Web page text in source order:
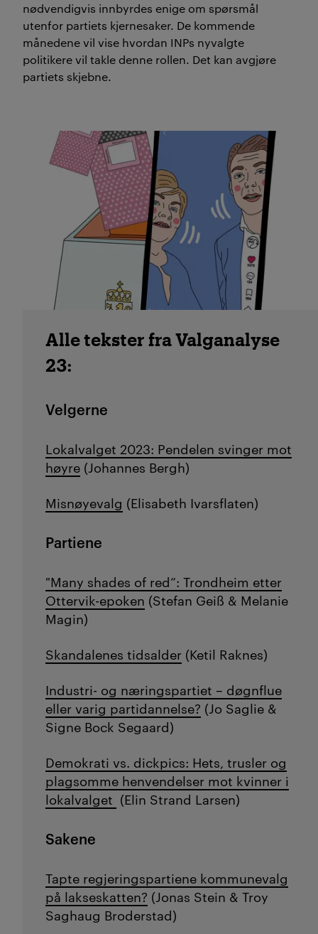
nødvendigvis innbyrdes enige om spørsmål
utenfor partiets kjernesaker. De kommende
månedene vil vise hvordan INPs nyvalgte
politikere vil takle denne rollen. Det kan avgjøre
partiets skjebne.
Alle tekster fra Valganalyse
23:
Velgerne
Lokalvalget 2023: Pendelen svinger mot
høyre (Johannes Bergh)
Misnøyevalg (Elisabeth Ivarsflaten)
Partiene
"Many shades of red”: Trondheim etter
Ottervik-epoken (Stefan Geiß & Melanie
Magin)
Skandalenes tidsalder (Ketil Raknes)
Industri- og næringspartiet – døgnflue
eller varig partidannelse? (Jo Saglie &
Signe Bock Segaard)
Demokrati vs. dickpics: Hets, trusler og
plagsomme henvendelser mot kvinner i
lokalvalget (Elin Strand Larsen)
Sakene
Tapte regjeringspartiene kommunevalg
på lakseskatten? (Jonas Stein & Troy
Saghaug Broderstad)